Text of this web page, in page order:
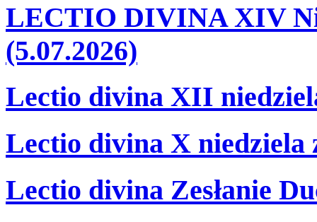
LECTIO DIVINA XIV
(5.07.2026)
Lectio divina XII
Lectio divina X niedziela
Lectio divina Zesłanie